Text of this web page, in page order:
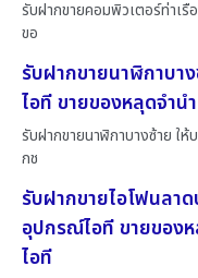
รับฝากขายคอมพิวเตอร์ท่าเรื
ขอ
รับฝากขายนาฬิกาบา
ไอที ขายของหลุดจำ
รับฝากขายนาฬิกาบางซ้าย ใ
กช
รับฝากขายไอโฟนลา
อุปกรณ์ไอที ขายของ
ไอที